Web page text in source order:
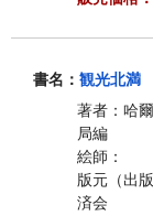
書名： 観光北満
著者：哈
局編
絵師：
版元（出
済会